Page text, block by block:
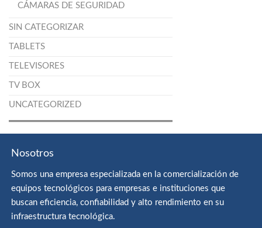
CÁMARAS DE SEGURIDAD
SIN CATEGORIZAR
TABLETS
TELEVISORES
TV BOX
UNCATEGORIZED
Nosotros
Somos una empresa especializada en la comercialización de
equipos tecnológicos para empresas e instituciones que
buscan eficiencia, confiabilidad y alto rendimiento en su
infraestructura tecnológica.